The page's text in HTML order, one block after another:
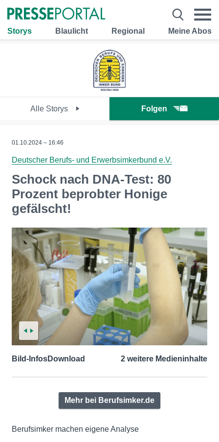
Storys Blaulicht Regional Meine Abos
Alle Storys Folgen
01.10.2024 – 16:46
Deutscher Berufs- und Erwerbsimkerbund e.V.
Schock nach DNA-Test: 80
Prozent beprobter Honige
gefälscht!
Bild-InfosDownload 2 weitere Medieninhalte
Mehr bei Berufsimker.de
Berufsimker machen eigene Analyse